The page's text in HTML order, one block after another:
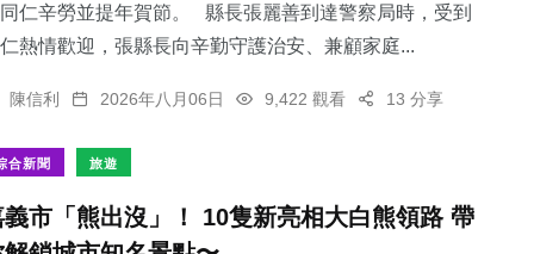
仁辛勞並提年賀節。 縣長張麗善到達警察局時，受到
熱情歡迎，張縣長向辛勤守護治安、兼顧家庭...
陳信利 2026年八月06日 9,422 觀看 13 分享
合新聞 旅遊
義市「熊出沒」！ 10隻新亮相大白熊領路 帶
健康 農業